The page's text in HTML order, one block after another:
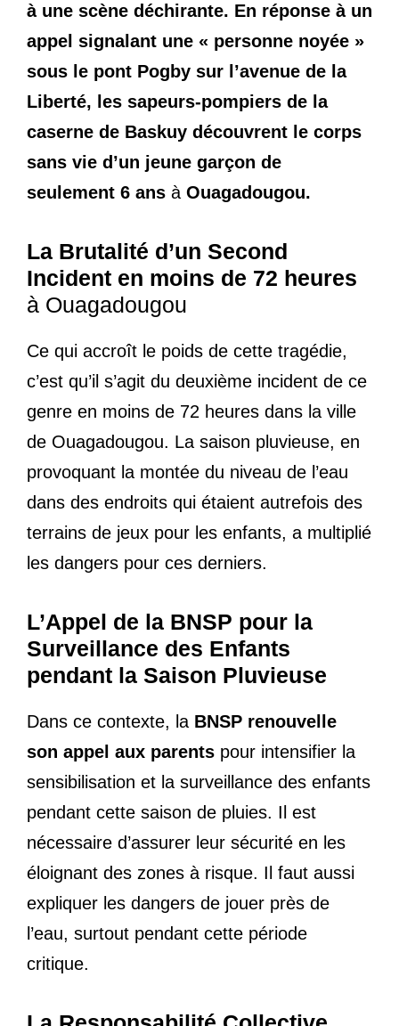
à une scène déchirante. En réponse à un
appel signalant une « personne noyée »
sous le pont Pogby sur l’avenue de la
Liberté, les sapeurs-pompiers de la
caserne de Baskuy découvrent le corps
sans vie d’un jeune garçon de
seulement 6 ans à Ouagadougou.
La Brutalité d’un Second
Incident en moins de 72 heures
à Ouagadougou
Ce qui accroît le poids de cette tragédie,
c’est qu’il s’agit du deuxième incident de ce
genre en moins de 72 heures dans la ville
de Ouagadougou. La saison pluvieuse, en
provoquant la montée du niveau de l’eau
dans des endroits qui étaient autrefois des
terrains de jeux pour les enfants, a multiplié
les dangers pour ces derniers.
L’Appel de la BNSP pour la
Surveillance des Enfants
pendant la Saison Pluvieuse
Dans ce contexte, la BNSP renouvelle
son appel aux parents pour intensifier la
sensibilisation et la surveillance des enfants
pendant cette saison de pluies. Il est
nécessaire d’assurer leur sécurité en les
éloignant des zones à risque. Il faut aussi
expliquer les dangers de jouer près de
l’eau, surtout pendant cette période
critique.